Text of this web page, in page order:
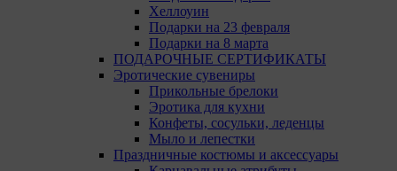
Хеллоуин
Подарки на 23 февраля
Подарки на 8 марта
ПОДАРОЧНЫЕ СЕРТИФИКАТЫ
Эротические сувениры
Прикольные брелоки
Эротика для кухни
Конфеты, сосульки, леденцы
Мыло и лепестки
Праздничные костюмы и аксессуары